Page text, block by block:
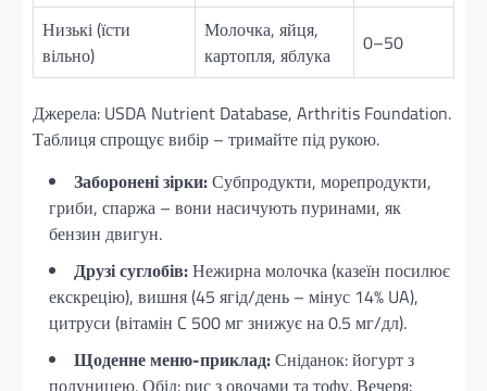
Низькі (їсти
вільно)
Молочка, яйця,
картопля, яблука
0–50
Джерела: USDA Nutrient Database, Arthritis Foundation.
Таблиця спрощує вибір – тримайте під рукою.
Заборонені зірки:Субпродукти, морепродукти,
гриби, спаржа – вони насичують пуринами, як
бензин двигун.
Друзі суглобів:Нежирна молочка (казеїн посилює
екскрецію), вишня (45 ягід/день – мінус 14% UA),
цитруси (вітамін C 500 мг знижує на 0.5 мг/дл).
Щоденне меню-приклад:Сніданок: йогурт з
полуницею. Обід: рис з овочами та тофу. Вечеря: